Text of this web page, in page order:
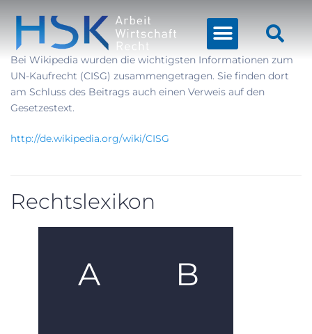
Bei Wikipedia wurden die wichtigsten Informationen zum
UN-Kaufrecht (CISG) zusammengetragen. Sie finden dort
am Schluss des Beitrags auch einen Verweis auf den
Gesetzestext.
http://de.wikipedia.org/wiki/CISG
Rechtslexikon
A B